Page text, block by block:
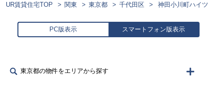
UR賃貸住宅TOP 関東 東京都 千代田区 神田小川町ハイツ
PC版表示 スマートフォン版表示
東京都の物件をエリアから探す